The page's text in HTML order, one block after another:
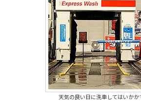
天気の良い日に洗車してはいかか